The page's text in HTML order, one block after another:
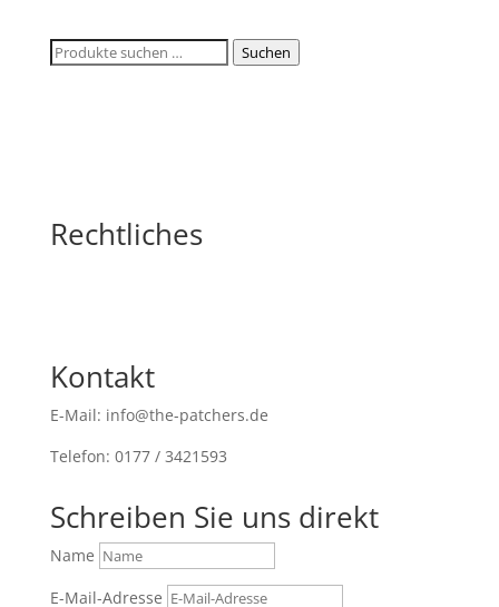
Suchen
Suchen
Rechtliches
Kontakt
E-Mail: info@the-patchers.de
Telefon: 0177 / 3421593
Schreiben Sie uns direkt
Name
E-Mail-Adresse